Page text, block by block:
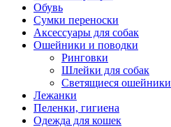
Обувь
Сумки переноски
Аксессуары для собак
Ошейники и поводки
Ринговки
Шлейки для собак
Светящиеся ошейники
Лежанки
Пеленки, гигиена
Одежда для кошек